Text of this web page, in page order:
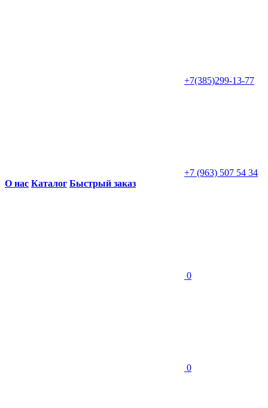
+7(385)299-13-77
+7 (963) 507 54 34
О нас Каталог Быстрый заказ
0
0